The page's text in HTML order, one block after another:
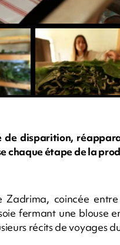
de disparition,
chaque étape de la
coincée
fermant une blouse
récits de voyages